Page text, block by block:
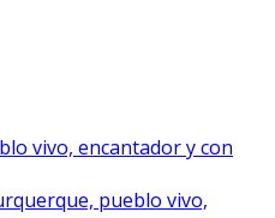
vivo, encantador y con
pueblo vivo,